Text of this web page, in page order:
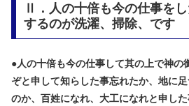
Ⅱ．人の十倍も今の仕事を
するのが洗濯、掃除、です
●人の十倍も今の仕事して其の上で神の
ぞと申して知らした事忘れたか、地に
のか、百姓になれ、大工になれと申した